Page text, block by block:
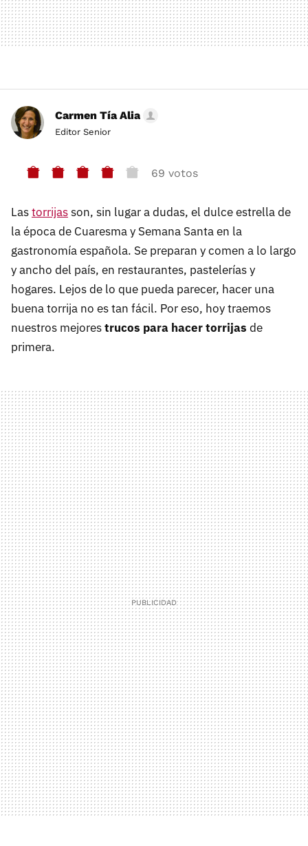
Carmen Tía Alia
Editor Senior
69 votos
Lastorrijasson, sin lugar a dudas, el dulce estrella de
la época de Cuaresma y Semana Santa en la
gastronomía española. Se preparan y comen a lo largo
y ancho del país, en restaurantes, pastelerías y
hogares. Lejos de lo que pueda parecer, hacer una
buena torrija no es tan fácil. Por eso, hoy traemos
nuestros mejorestrucos para hacer torrijas de
primera.